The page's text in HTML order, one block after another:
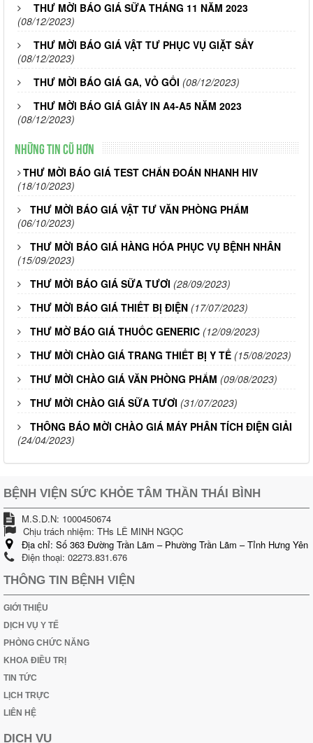
THƯ MỜI BÁO GIÁ SỮA THÁNG 11 NĂM 2023
(08/12/2023)
THƯ MỜI BÁO GIÁ VẬT TƯ PHỤC VỤ GIẶT SẤY
(08/12/2023)
THƯ MỜI BÁO GIÁ GA, VỎ GỐI (08/12/2023)
THƯ MỜI BÁO GIÁ GIẤY IN A4-A5 NĂM 2023
(08/12/2023)
Những tin cũ hơn
THƯ MỜI BÁO GIÁ TEST CHẨN ĐOÁN NHANH HIV
(18/10/2023)
THƯ MỜI BÁO GIÁ VẬT TƯ VĂN PHÒNG PHẨM
(06/10/2023)
THƯ MỜI BÁO GIÁ HÀNG HÓA PHỤC VỤ BỆNH NHÂN
(15/09/2023)
THƯ MỜI BÁO GIÁ SỮA TƯƠI (28/09/2023)
THƯ MỜI BÁO GIÁ THIẾT BỊ ĐIỆN (17/07/2023)
THƯ MỜ BÁO GIÁ THUỐC GENERIC (12/09/2023)
THƯ MỜI CHÀO GIÁ TRANG THIẾT BỊ Y TẾ (15/08/2023)
THƯ MỜI CHÀO GIÁ VĂN PHÒNG PHẨM (09/08/2023)
THƯ MỜI CHÀO GIÁ SỮA TƯƠI (31/07/2023)
THÔNG BÁO MỜI CHÀO GIÁ MÁY PHÂN TÍCH ĐIỆN GIẢI
(24/04/2023)
BỆNH VIỆN SỨC KHỎE TÂM THẦN THÁI BÌNH
M.S.D.N: 1000450674
Chịu trách nhiệm: THs LÊ MINH NGỌC
Địa chỉ: Số 363 Đường Trần Lãm – Phường Trần Lãm – Tỉnh Hưng Yên
Điện thoại: 02273.831.676
THÔNG TIN BỆNH VIỆN
GIỚI THIỆU
DỊCH VỤ Y TẾ
PHÒNG CHỨC NĂNG
KHOA ĐIỀU TRỊ
TIN TỨC
LỊCH TRỰC
LIÊN HỆ
DỊCH VỤ